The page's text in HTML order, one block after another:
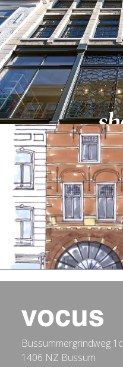
Bussummergrindweg 1c
1406 NZ Bussum